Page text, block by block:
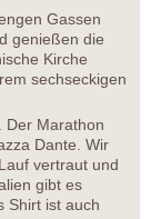
Gassen
genießen die
Kirche
sechseckigen
Der Marathon
Dante. Wir
vertraut und
gibt es
Shirt ist auch